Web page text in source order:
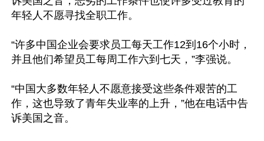
年轻人不愿寻找全职工作。
“许多中国企业会要求员工每天工作12到16个小时，
并且他们希望员工每周工作六到七天，”李强说。
“中国大多数年轻人不愿意接受这些条件艰苦的工
作，这也导致了青年失业率的上升，”他在电话中告
诉美国之音。